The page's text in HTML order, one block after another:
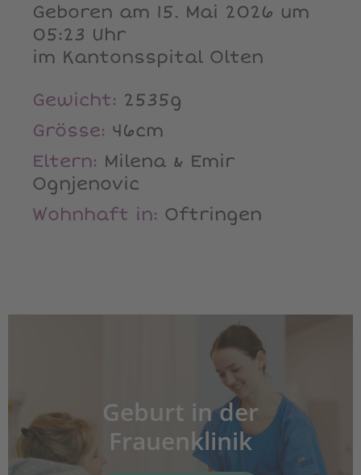
Geboren am 15. Mai 2026 um
05:23 Uhr
im Kantonsspital Olten
Gewicht: 2535g
Grösse: 46cm
Eltern: Milena & Emir
Ognjenovic
Wohnhaft in: Oftringen
Geburt in der
Frauenklinik